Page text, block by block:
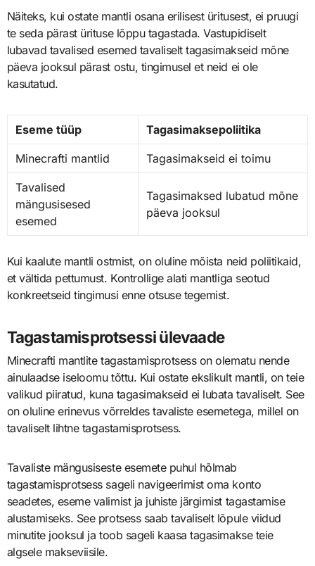
Näiteks, kui ostate mantli osana erilisest üritusest, ei pruugi
te seda pärast ürituse lõppu tagastada. Vastupidiselt
lubavad tavalised esemed tavaliselt tagasimakseid mõne
päeva jooksul pärast ostu, tingimusel et neid ei ole
kasutatud.
Eseme tüüp Tagasimaksepoliitika
Minecrafti mantlid Tagasimakseid ei toimu
Tavalised
mängusisesed
esemed
Tagasimaksed lubatud mõne
päeva jooksul
Kui kaalute mantli ostmist, on oluline mõista neid poliitikaid,
et vältida pettumust. Kontrollige alati mantliga seotud
konkreetseid tingimusi enne otsuse tegemist.
Tagastamisprotsessi ülevaade
Minecrafti mantlite tagastamisprotsess on olematu nende
ainulaadse iseloomu tõttu. Kui ostate ekslikult mantli, on teie
valikud piiratud, kuna tagasimakseid ei lubata tavaliselt. See
on oluline erinevus võrreldes tavaliste esemetega, millel on
tavaliselt lihtne tagastamisprotsess.
Tavaliste mängusiseste esemete puhul hõlmab
tagastamisprotsess sageli navigeerimist oma konto
seadetes, eseme valimist ja juhiste järgimist tagastamise
alustamiseks. See protsess saab tavaliselt lõpule viidud
minutite jooksul ja toob sageli kaasa tagasimakse teie
algsele makseviisile.